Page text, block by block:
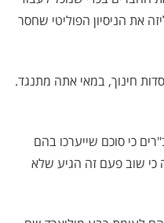
את הניסיון הפוליטי שחסר
חינוך, במאי אתה מתנגד.
כי סוכם שייערכו בהם
כי שוב פעם זה הגיע שלא